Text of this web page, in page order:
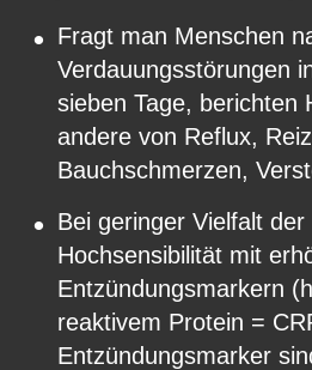
• Fragt man Menschen
Verdauungsstörungen
sieben Tage, berichten
andere von Reflux,
Bauchschmerzen,
• Bei geringer Vielfalt
Hochsensibilität mit
Entzündungsmarkern
reaktivem Protein =
Entzündungsmarker